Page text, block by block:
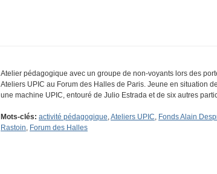
Atelier pédagogique avec un groupe de non-voyants lors des
Ateliers UPIC au Forum des Halles de Paris. Jeune en situation
une machine UPIC, entouré de Julio Estrada et de six autres
Mots-clés: activité pédagogique,Ateliers UPIC, Fonds Alain
Rastoin, Forum des Halles